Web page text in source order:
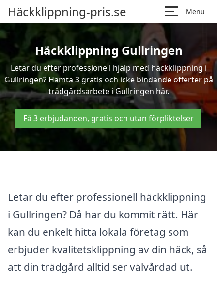
Häckklippning-pris.se Menu
Häckklippning Gullringen
Letar du efter professionell hjälp med häckklippning i
Gullringen? Hämta 3 gratis och icke bindande offerter på
trädgårdsarbete i Gullringen här.
Få 3 erbjudanden, gratis och utan förpliktelser
Letar du efter professionell häckklippning
i Gullringen? Då har du kommit rätt. Här
kan du enkelt hitta lokala företag som
erbjuder kvalitetsklippning av din häck, så
att din trädgård alltid ser välvårdad ut.